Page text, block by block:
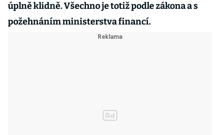
úplně klidně. Všechno je totiž podle zákona a s
požehnáním ministerstva financí.